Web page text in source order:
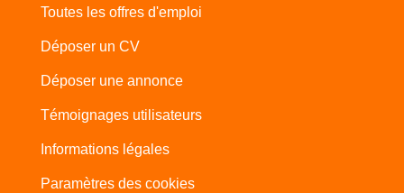
Toutes les offres d'emploi
Déposer un CV
Déposer une annonce
Témoignages utilisateurs
Informations légales
Paramètres des cookies